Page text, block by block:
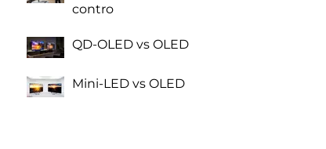
contro
QD-OLED vs OLED
Mini-LED vs OLED